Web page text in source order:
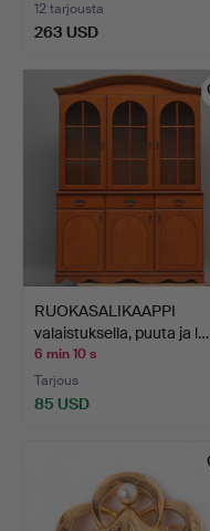
12 tarjousta
263 USD
RUOKASALIKAAPPI
valaistuksella, puuta ja l…
6 min 10 s
Tarjous
85 USD